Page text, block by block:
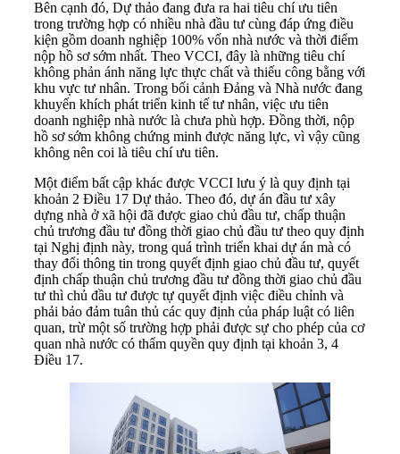
Bên cạnh đó, Dự thảo đang đưa ra hai tiêu chí ưu tiên
trong trường hợp có nhiều nhà đầu tư cùng đáp ứng điều
kiện gồm doanh nghiệp 100% vốn nhà nước và thời điểm
nộp hồ sơ sớm nhất. Theo VCCI, đây là những tiêu chí
không phản ánh năng lực thực chất và thiếu công bằng với
khu vực tư nhân. Trong bối cảnh Đảng và Nhà nước đang
khuyến khích phát triển kinh tế tư nhân, việc ưu tiên
doanh nghiệp nhà nước là chưa phù hợp. Đồng thời, nộp
hồ sơ sớm không chứng minh được năng lực, vì vậy cũng
không nên coi là tiêu chí ưu tiên.
Một điểm bất cập khác được VCCI lưu ý là quy định tại
khoản 2 Điều 17 Dự thảo. Theo đó, dự án đầu tư xây
dựng nhà ở xã hội đã được giao chủ đầu tư, chấp thuận
chủ trương đầu tư đồng thời giao chủ đầu tư theo quy định
tại Nghị định này, trong quá trình triển khai dự án mà có
thay đổi thông tin trong quyết định giao chủ đầu tư, quyết
định chấp thuận chủ trương đầu tư đồng thời giao chủ đầu
tư thì chủ đầu tư được tự quyết định việc điều chỉnh và
phải bảo đảm tuân thủ các quy định của pháp luật có liên
quan, trừ một số trường hợp phải được sự cho phép của cơ
quan nhà nước có thẩm quyền quy định tại khoản 3, 4
Điều 17.